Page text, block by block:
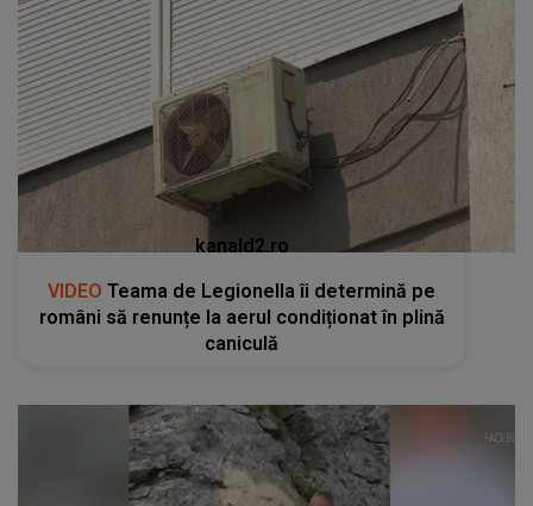
kanald2.ro
VIDEO Teama de Legionella îi determină pe
români să renunțe la aerul condiționat în plină
caniculă